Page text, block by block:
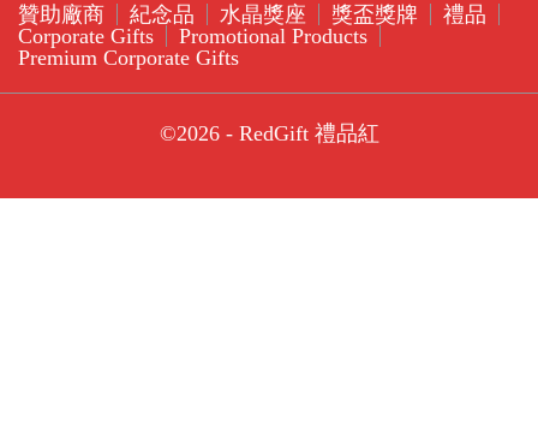
贊助廠商 紀念品 水晶獎座 獎盃獎牌
禮品
Corporate Gifts
Promotional Products
Premium Corporate Gifts
©2026 - RedGift 禮品紅